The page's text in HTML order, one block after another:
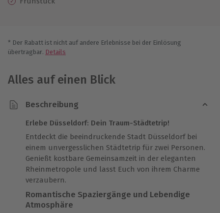
* Der Rabatt ist nicht auf andere Erlebnisse bei der Einlösung
übertragbar. Details
Alles auf einen Blick
Beschreibung
Erlebe Düsseldorf: Dein Traum-Städtetrip!
Entdeckt die beeindruckende Stadt Düsseldorf bei
einem unvergesslichen Städtetrip für zwei Personen.
Genießt kostbare Gemeinsamzeit in der eleganten
Rheinmetropole und lasst Euch von ihrem Charme
verzaubern.
Romantische Spaziergänge und Lebendige
Atmosphäre